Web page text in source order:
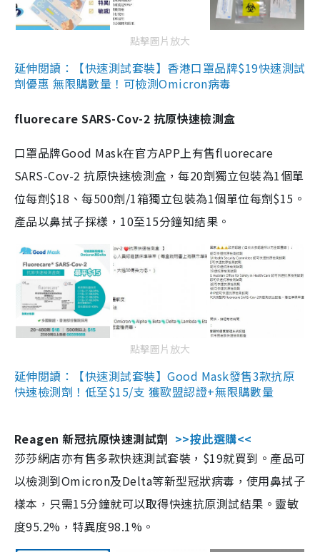
點擊圖片放大
延伸閱讀：【快速測試套裝】香港口罩品牌$19快速測試
劑優惠 無限購數量！可檢測Omicron病毒
fluorecare SARS-Cov-2 抗原快速檢測盒
口罩品牌Good Mask在官方APP上有售fluorecare
SARS-Cov-2 抗原快速檢測盒，每20劑獨立包裝為1個單
位每劑$18、每500劑/1箱獨立包裝為1個單位每劑$15。
產品以鼻拭子採樣，10至15分鐘知結果。
點擊圖片放大
延伸閱讀：【快速測試套裝】Good Mask發售3款抗原
快速檢測劑！低至$15/支 獲歐盟認證+無限購數量
Reagen 新冠抗原快速測試劑 >>按此選購<<
莎莎網店亦有售多款快速測試套裝，$19就買到。產品可
以檢測到Omicron及Delta等新型冠狀病毒，使用鼻拭子
樣本，只需15分鐘就可以取得快速抗原測試結果。靈敏
度95.2%，特異度98.1%。